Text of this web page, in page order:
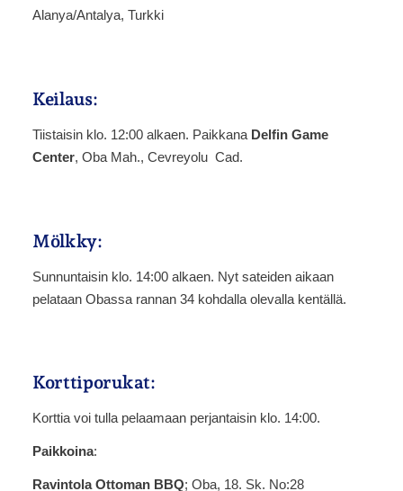
Alanya/Antalya, Turkki
Keilaus:
Tiistaisin klo. 12:00 alkaen. Paikkana Delfin Game
Center, Oba Mah., Cevreyolu Cad.
Mölkky:
Sunnuntaisin klo. 14:00 alkaen. Nyt sateiden aikaan
pelataan Obassa rannan 34 kohdalla olevalla kentällä.
Korttiporukat:
Korttia voi tulla pelaamaan perjantaisin klo. 14:00.
Paikkoina:
Ravintola Ottoman BBQ; Oba, 18. Sk. No:28